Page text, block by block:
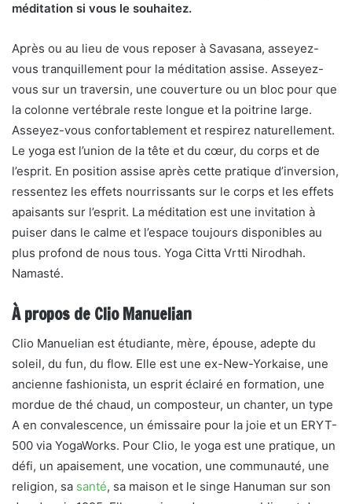
méditation si vous le souhaitez.
Après ou au lieu de vous reposer à Savasana, asseyez-
vous tranquillement pour la méditation assise. Asseyez-
vous sur un traversin, une couverture ou un bloc pour que
la colonne vertébrale reste longue et la poitrine large.
Asseyez-vous confortablement et respirez naturellement.
Le yoga est l’union de la tête et du cœur, du corps et de
l’esprit. En position assise après cette pratique d’inversion,
ressentez les effets nourrissants sur le corps et les effets
apaisants sur l’esprit. La méditation est une invitation à
puiser dans le calme et l’espace toujours disponibles au
plus profond de nous tous. Yoga Citta Vrtti Nirodhah.
Namasté.
À propos de Clio Manuelian
Clio Manuelian est étudiante, mère, épouse, adepte du
soleil, du fun, du flow. Elle est une ex-New-Yorkaise, une
ancienne fashionista, un esprit éclairé en formation, une
mordue de thé chaud, un composteur, un chanter, un type
A en convalescence, un émissaire pour la joie et un ERYT-
500 via YogaWorks. Pour Clio, le yoga est une pratique, un
défi, un apaisement, une vocation, une communauté, une
religion, sa santé, sa maison et le singe Hanuman sur son